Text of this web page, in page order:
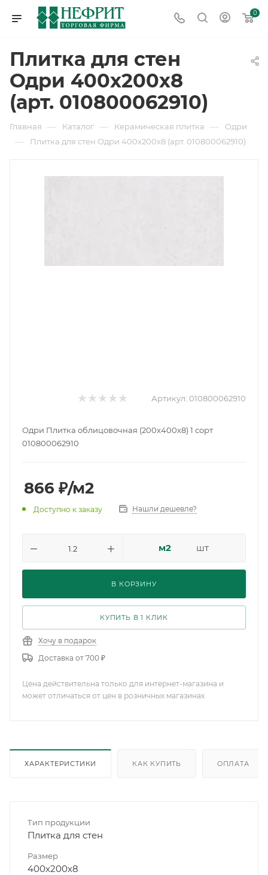
0
Плитка для стен
Одри 400х200х8
(арт. 010800062910)
Главная — Каталог — Керамическая плитка — Одри
— Плитка для стен Одри 400х200х8 (арт. 010800062910)
Артикул: 010800062910
Одри Плитка облицовочная (200х400х8) 1 сорт
010800062910
866 ₽/м2
Доступно к заказу Нашли дешевле?
м2 шт
В КОРЗИНУ
КУПИТЬ В 1 КЛИК
Хочу в подарок
Доставка от 700 ₽
Цена действительна только для интернет-магазина и
может отличаться от цен в розничных магазинах
ХАРАКТЕРИСТИКИ КАК КУПИТЬ ОПЛАТА
Тип продукции
Плитка для стен
Размер
400х200х8